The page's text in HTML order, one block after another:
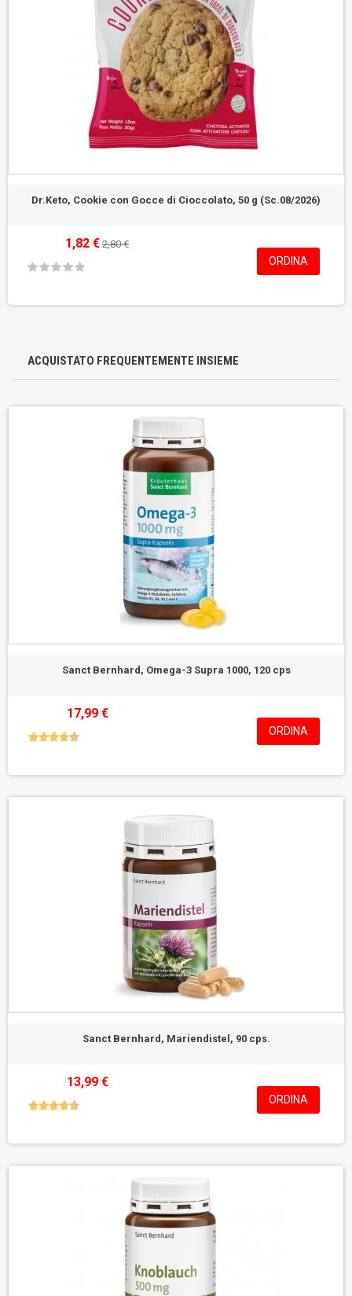
Dr.Keto, Cookie con Gocce di Cioccolato, 50 g (Sc.08/2026)
1,82 € 2,80 €
ORDINA
ACQUISTATO FREQUENTEMENTE INSIEME
Sanct Bernhard, Omega-3 Supra 1000, 120 cps
17,99 €
ORDINA
Sanct Bernhard, Mariendistel, 90 cps.
13,99 €
ORDINA